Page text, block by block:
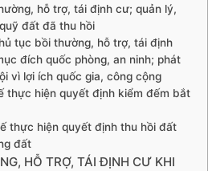
hỗ trợ, tái định cư; quản lý,
đất đã thu hồi
tục bồi thường, hỗ trợ, tái định
đích quốc phòng, an ninh; phát
vì lợi ích quốc gia, công cộng
thực hiện quyết định kiểm đếm bắt
thực hiện quyết định thu hồi đất
đất
HỖ TRỢ, TÁI ĐỊNH CƯ KHI